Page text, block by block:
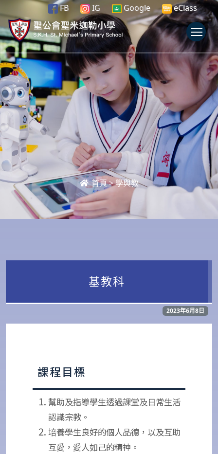
FB IG Google eClass
首頁>學與教
基教科
2023年6月8日
課程目標
幫助及指導學生透過課堂及日常生活
認識宗教。
培養學生良好的個人品德，以及互助
互愛，愛人如己的精神。